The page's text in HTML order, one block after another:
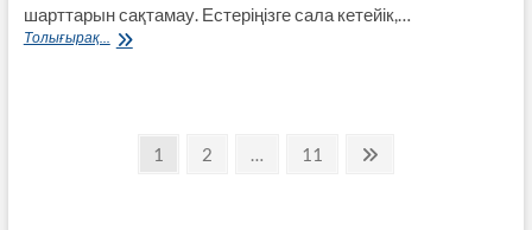
шарттарын сақтамау. Естеріңізге сала кетейік,…
Толығырақ...
Тамақтан
ПагинацияPage
1 Page
2 Page
11
Next